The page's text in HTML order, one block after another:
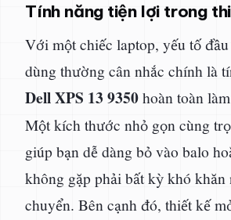
Tính năng tiện lợi trong
Với một chiếc laptop, yếu tố
dùng thường cân nhắc chính là
Dell XPS 13 9350hoàn toàn
Một kích thước nhỏ gọn cùng
giúp bạn dễ dàng bỏ vào balo
không gặp phải bất kỳ khó
chuyển. Bên cạnh đó, thiết kế